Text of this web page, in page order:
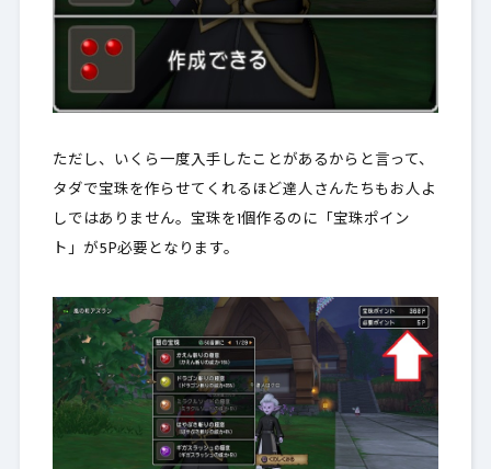
ただし、いくら一度入手したことがあるからと言って、
タダで宝珠を作らせてくれるほど達人さんたちもお人よ
しではありません。 宝珠を1個作るのに「宝珠ポイン
ト」が5P必要 となります。